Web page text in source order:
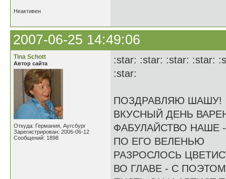
Неактивен
2007-06-25 14:49:06
Tina Schott
Автор сайта
Откуда: Германия, Аугсбург
Зарегистрирован: 2006-06-12
Сообщений: 1898
:star: :star: :star: :star:
:star:
ПОЗДРАВЛЯЮ ШАШУ!
ВКУСНЫЙ ДЕНЬ
ФАБУЛАЙСТВО НАШЕ -
ПО ЕГО ВЕЛЕНЬЮ
РАЗРОСЛОСЬ
ВО ГЛАВЕ - С